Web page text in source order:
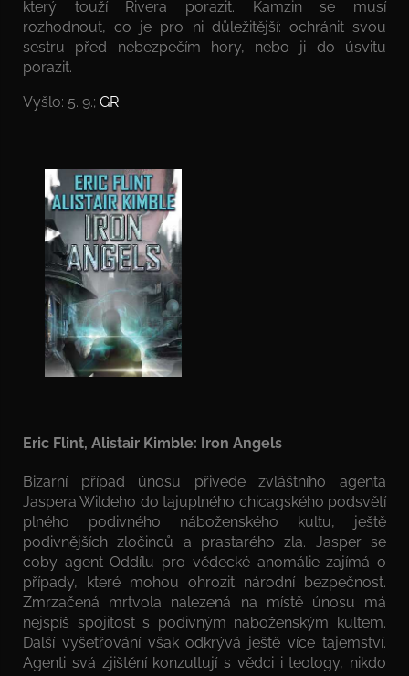
který touží Rivera porazit. Kamzin se musí
rozhodnout, co je pro ni důležitější: ochránit svou
sestru před nebezpečím hory, nebo ji do úsvitu
porazit.
Vyšlo: 5. 9.; GR
Eric Flint, Alistair Kimble: Iron Angels
Bizarní případ únosu přivede zvláštního agenta
Jaspera Wildeho do tajuplného chicagského podsvětí
plného podivného náboženského kultu, ještě
podivnějších zločinců a prastarého zla. Jasper se
coby agent Oddílu pro vědecké anomálie zajímá o
případy, které mohou ohrozit národní bezpečnost.
Zmrzačená mrtvola nalezená na místě únosu má
nejspíš spojitost s podivným náboženským kultem.
Další vyšetřování však odkrývá ještě více tajemství.
Agenti svá zjištění konzultují s vědci i teology, nikdo